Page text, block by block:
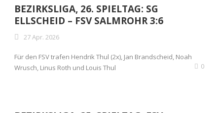
BEZIRKSLIGA, 26. SPIELTAG: SG
ELLSCHEID – FSV SALMROHR 3:6
27 Apr. 2026
Für den FSV trafen Hendrik Thul (2x), Jan Brandscheid, Noah
Wrusch, Linus Roth und Louis Thul
0